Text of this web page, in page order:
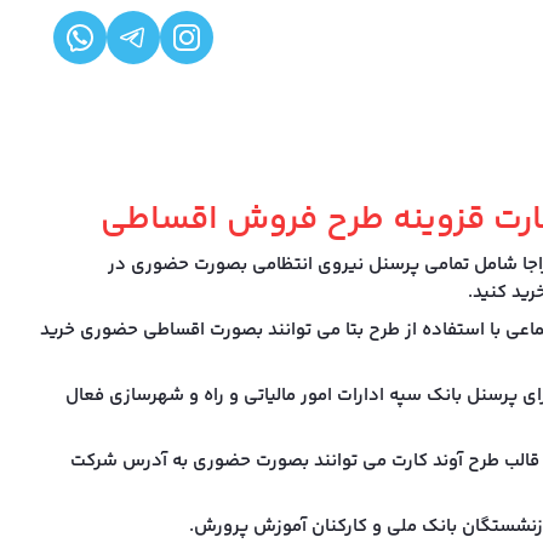
قزوینه طرح فروش اقساطی
شامل تمامی پرسنل نیروی انتظامی بصورت حضوری در
کنید.
با استفاده از طرح بتا می توانند بصورت اقساطی حضوری خرید
پرسنل بانک سپه ادارات امور مالیاتی و راه و شهرسازی فعال
طرح آوند کارت می توانند بصورت حضوری به آدرس شرکت